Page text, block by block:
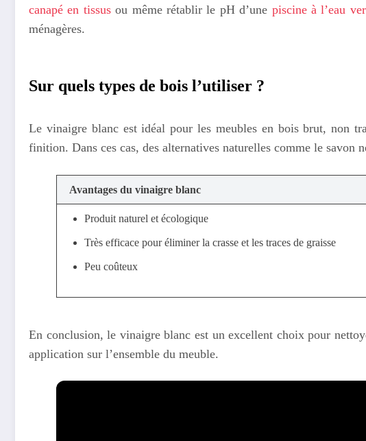
canapé en tissusou même rétablir le pH d’une piscine à l’eau
ménagères.
Sur quels types de bois l’utiliser ?
Le vinaigre blanc est idéal pour les meubles en bois brut, non
finition. Dans ces cas, des alternatives naturelles comme le savon
Avantages du vinaigre blanc
Produit naturel et écologique
Très efficace pour éliminer la crasse et les traces de graisse
Peu coûteux
En conclusion, le vinaigre blanc est un excellent choix pour
application sur l’ensemble du meuble.